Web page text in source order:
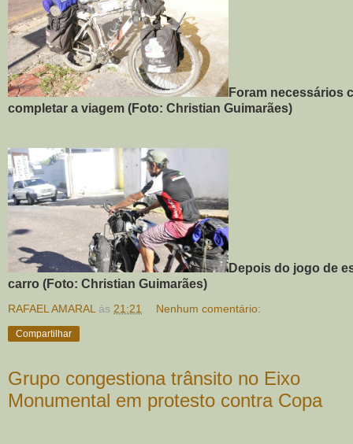
Foram necessários
completar a viagem (Foto: Christian Guimarães)
Depois do jogo de
carro (Foto: Christian Guimarães)
RAFAEL AMARAL às 21:21 Nenhum comentário:
Compartilhar
Grupo congestiona trânsito no Eixo
Monumental em protesto contra Copa